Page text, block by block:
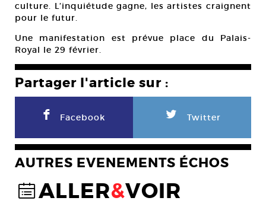
culture. L’inquiétude gagne, les artistes craignent
pour le futur.
Une manifestation est prévue place du Palais-
Royal le 29 février.
Partager l'article sur :
F Facebook L Twitter
AUTRES EVENEMENTS ÉCHOS
@ALLER&VOIR